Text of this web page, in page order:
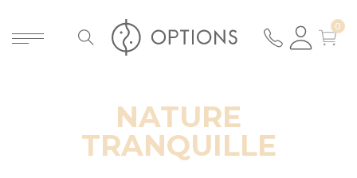
NATURE
TRANQUILLE